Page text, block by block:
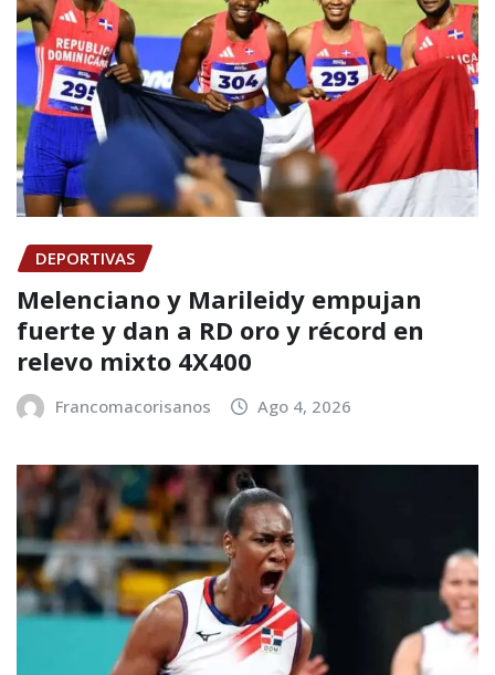
DEPORTIVAS
Melenciano y Marileidy empujan
fuerte y dan a RD oro y récord en
relevo mixto 4X400
Francomacorisanos Ago 4, 2026